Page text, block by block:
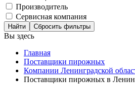
Производитель
Сервисная компания
Сбросить фильтры
Вы здесь
Главная
Поставщики пирожных
Компании Ленинградской
Поставщики пирожных в